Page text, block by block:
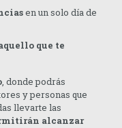
en un solo día de
que te
, donde podrás
y personas que
llevarte las
alcanzar